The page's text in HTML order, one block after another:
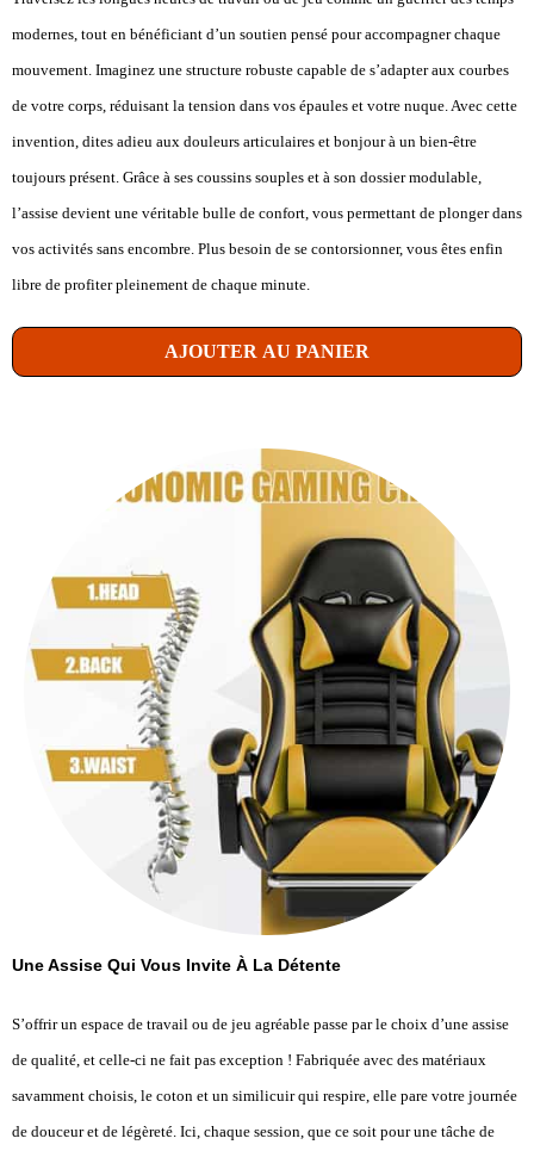
modernes, tout en bénéficiant d’un soutien pensé pour accompagner chaque
mouvement. Imaginez une structure robuste capable de s’adapter aux courbes
de votre corps, réduisant la tension dans vos épaules et votre nuque. Avec cette
invention, dites adieu aux douleurs articulaires et bonjour à un bien-être
toujours présent. Grâce à ses coussins souples et à son dossier modulable,
l’assise devient une véritable bulle de confort, vous permettant de plonger dans
vos activités sans encombre. Plus besoin de se contorsionner, vous êtes enfin
libre de profiter pleinement de chaque minute.
AJOUTER AU PANIER
Une Assise Qui Vous Invite À La Détente
S’offrir un espace de travail ou de jeu agréable passe par le choix d’une assise
de qualité, et celle-ci ne fait pas exception ! Fabriquée avec des matériaux
savamment choisis, le coton et un similicuir qui respire, elle pare votre journée
de douceur et de légèreté. Ici, chaque session, que ce soit pour une tâche de